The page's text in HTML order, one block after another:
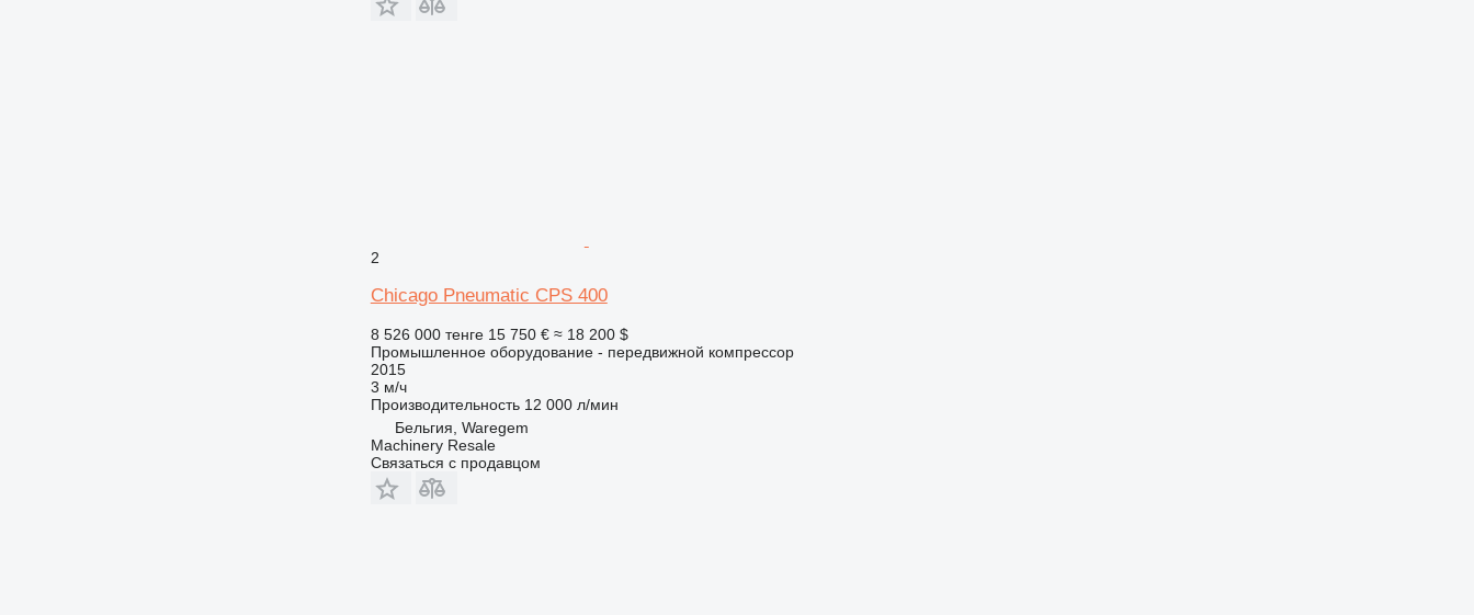
2
Chicago Pneumatic CPS 400
8 526 000 тенге 15 750 € ≈ 18 200 $
Промышленное оборудование - передвижной компрессор
2015
3 м/ч
Производительность 12 000 л/мин
Бельгия, Waregem
Machinery Resale
Связаться с продавцом